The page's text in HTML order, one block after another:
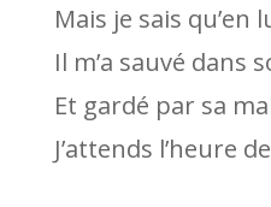
Mais je sais qu’en
Il m’a sauvé dans
Et gardé par sa
J’attends l’heure